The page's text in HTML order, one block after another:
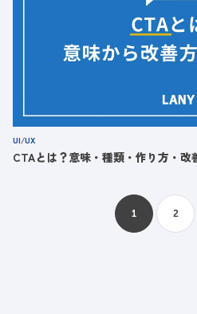
UI/UX
CTAとは？意味・種類・作り方・改
1 2